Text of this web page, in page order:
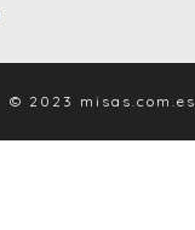
© 2023 misas.com.es